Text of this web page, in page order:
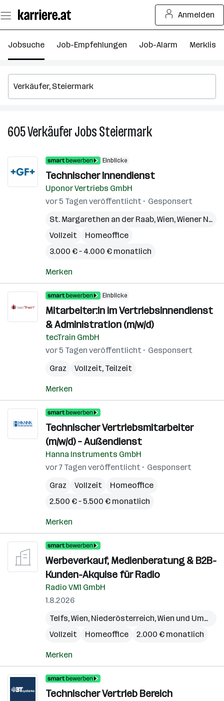
Seiteninhalt
springen
Anmelden
Jobsuche Job-Empfehlungen Job-Alarm Merkliste
605VerkäuferJobsSteiermark605
Steiermark
Einblicke
Technischer Innendienst
Uponor Vertriebs GmbH
vor 5 Tagen veröffentlicht
Gesponsert
St. Margarethen an der Raab,Wien,Wiener Neudorf
Vollzeit
Homeoffice
3.000 € – 4.000 € monatlich
Merken
Einblicke
Mitarbeiter:in im Vertriebsinnendienst
& Administration (m/w/d)
tecTrain GmbH
vor 5 Tagen veröffentlicht
Gesponsert
Graz
Vollzeit, Teilzeit
Merken
Technischer Vertriebsmitarbeiter
(m/w/d) – Außendienst
Hanna Instruments GmbH
vor 7 Tagen veröffentlicht
Gesponsert
Graz
Vollzeit
Homeoffice
2.500 € – 5.500 € monatlich
Merken
Werbeverkauf, Medienberatung & B2B-
Kunden-Akquise für Radio
Radio VM1 GmbH
1.8.2026
Telfs,Wien, Niederösterreich,Wien und Umgebung
Vollzeit
Homeoffice 2.000 € monatlich
Merken
Technischer Vertrieb Bereich